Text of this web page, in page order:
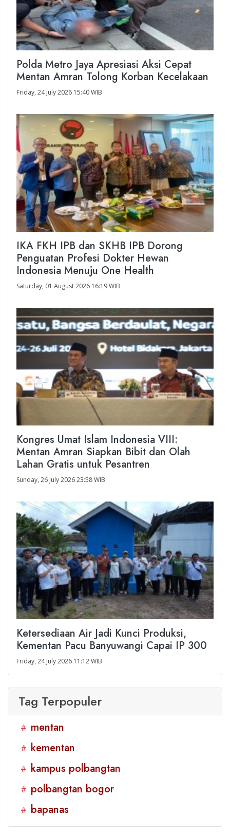
Polda Metro Jaya Apresiasi Aksi Cepat
Mentan Amran Tolong Korban Kecelakaan
Friday, 24 July 2026 15:40 WIB
IKA FKH IPB dan SKHB IPB Dorong
Penguatan Profesi Dokter Hewan
Indonesia Menuju One Health
Saturday, 01 August 2026 16:19 WIB
Kongres Umat Islam Indonesia VIII:
Mentan Amran Siapkan Bibit dan Olah
Lahan Gratis untuk Pesantren
Sunday, 26 July 2026 23:58 WIB
Ketersediaan Air Jadi Kunci Produksi,
Kementan Pacu Banyuwangi Capai IP 300
Friday, 24 July 2026 11:12 WIB
Tag Terpopuler
# mentan
# kementan
# kampus polbangtan
# polbangtan bogor
# bapanas